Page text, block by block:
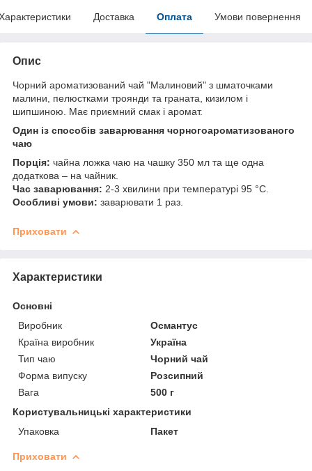
Доставка Оплата Умови повернення
Опис
Чорний ароматизований чай "Малиновий" з шматочками
малини, пелюстками троянди та граната, кизилом і
шипшиною. Має приємний смак і аромат.
Один із способів заварювання чорногоароматизованого
чаю
Порція: чайна ложка чаю на чашку 350 мл та ще одна
додаткова – на чайник.
Час заварювання: 2-3 хвилини при температурі 95 °C.
Особливі умови: заварювати 1 раз.
Приховати
Характеристики
Основні
Виробник
Османтус
Країна виробник
Україна
Тип чаю
Чорний чай
Форма випуску
Розсипний
Вага
500 г
Користувальницькі характеристики
Упаковка
Пакет
Приховати